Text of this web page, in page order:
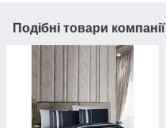
Подібні товари компанії